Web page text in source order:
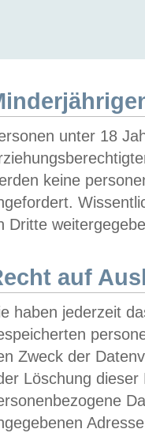
unter 18
keine
Dritte
auf
haben jederzeit
Zweck der
Löschung